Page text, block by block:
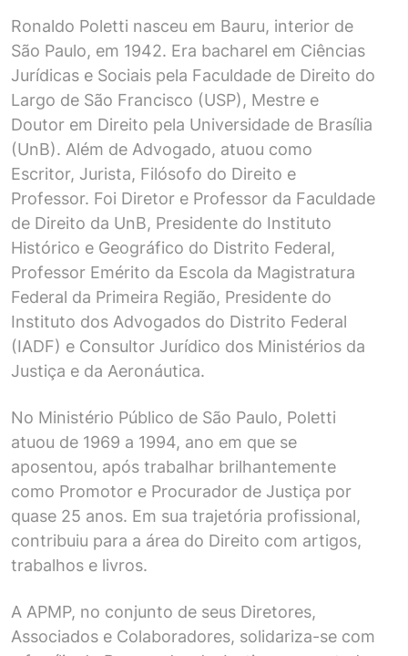
Ronaldo Poletti nasceu em Bauru, interior de
São Paulo, em 1942. Era bacharel em Ciências
Jurídicas e Sociais pela Faculdade de Direito do
Largo de São Francisco (USP), Mestre e
Doutor em Direito pela Universidade de Brasília
(UnB). Além de Advogado, atuou como
Escritor, Jurista, Filósofo do Direito e
Professor. Foi Diretor e Professor da Faculdade
de Direito da UnB, Presidente do Instituto
Histórico e Geográfico do Distrito Federal,
Professor Emérito da Escola da Magistratura
Federal da Primeira Região, Presidente do
Instituto dos Advogados do Distrito Federal
(IADF) e Consultor Jurídico dos Ministérios da
Justiça e da Aeronáutica.
No Ministério Público de São Paulo, Poletti
atuou de 1969 a 1994, ano em que se
aposentou, após trabalhar brilhantemente
como Promotor e Procurador de Justiça por
quase 25 anos. Em sua trajetória profissional,
contribuiu para a área do Direito com artigos,
trabalhos e livros.
A APMP, no conjunto de seus Diretores,
Associados e Colaboradores, solidariza-se com